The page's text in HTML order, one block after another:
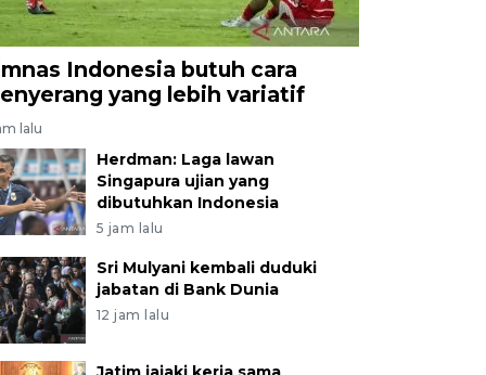
Indonesia butuh cara
yang lebih variatif
lalu
Herdman: Laga lawan
Singapura ujian yang
dibutuhkan Indonesia
5 jam lalu
Sri Mulyani kembali duduki
jabatan di Bank Dunia
12 jam lalu